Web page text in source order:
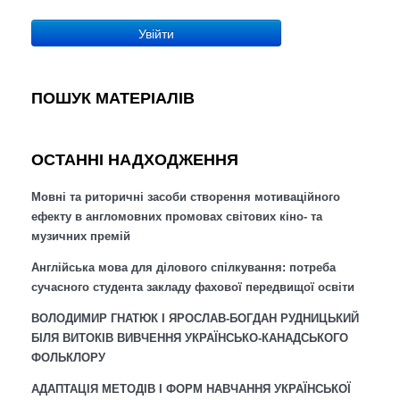
Увійти
ПОШУК МАТЕРІАЛІВ
ОСТАННІ НАДХОДЖЕННЯ
Мовні та риторичні засоби створення мотиваційного
ефекту в англомовних промовах світових кіно- та
музичних премій
Англійська мова для ділового спілкування: потреба
сучасного студента закладу фахової передвищої освіти
ВОЛОДИМИР ГНАТЮК І ЯРОСЛАВ-БОГДАН РУДНИЦЬКИЙ
БІЛЯ ВИТОКІВ ВИВЧЕННЯ УКРАЇНСЬКО-КАНАДСЬКОГО
ФОЛЬКЛОРУ
АДАПТАЦІЯ МЕТОДІВ І ФОРМ НАВЧАННЯ УКРАЇНСЬКОЇ